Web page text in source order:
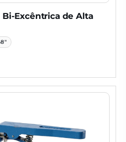
Excêntrica de Alta